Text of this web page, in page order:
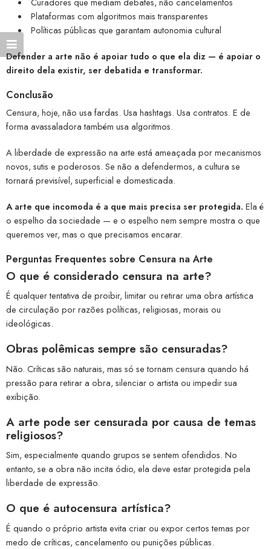
Plataformas com algoritmos mais transparentes
Políticas públicas que garantam autonomia cultural
Defender a arte não é apoiar tudo o que ela diz — é apoiar o
direito dela existir, ser debatida e transformar.
Conclusão
Censura, hoje, não usa fardas. Usa hashtags. Usa contratos. E de
forma avassaladora também usa algoritmos.
A liberdade de expressão na arte está ameaçada por mecanismos
novos, sutis e poderosos. Se não a defendermos, a cultura se
tornará previsível, superficial e domesticada.
A arte que incomoda é a que mais precisa ser protegida. Ela é
o espelho da sociedade — e o espelho nem sempre mostra o que
queremos ver, mas o que precisamos encarar.
Perguntas Frequentes sobre Censura na Arte
O que é considerado censura na arte?
É qualquer tentativa de proibir, limitar ou retirar uma obra artística
de circulação por razões políticas, religiosas, morais ou
ideológicas.
Obras polêmicas sempre são censuradas?
Não. Críticas são naturais, mas só se tornam censura quando há
pressão para retirar a obra, silenciar o artista ou impedir sua
exibição.
A arte pode ser censurada por causa de temas
religiosos?
Sim, especialmente quando grupos se sentem ofendidos. No
entanto, se a obra não incita ódio, ela deve estar protegida pela
liberdade de expressão.
O que é autocensura artística?
É quando o próprio artista evita criar ou expor certos temas por
medo de críticas, cancelamento ou punições públicas.